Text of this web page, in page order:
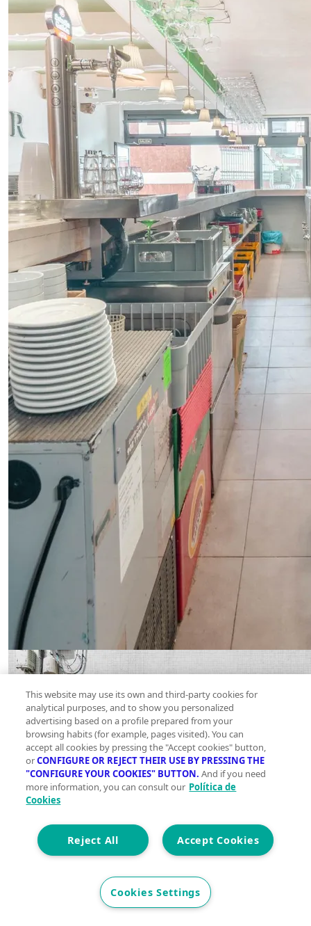
This website may use its own and third-party cookies for
analytical purposes, and to show you personalized
advertising based on a profile prepared from your
browsing habits (for example, pages visited). You can
accept all cookies by pressing the "Accept cookies" button,
orCONFIGURE OR REJECT THEIR USE BY PRESSING THE
"CONFIGURE YOUR COOKIES" BUTTON. And if you need
more information, you can consult our Política de
Cookies
Accept Cookies
Reject All
Cookies Settings